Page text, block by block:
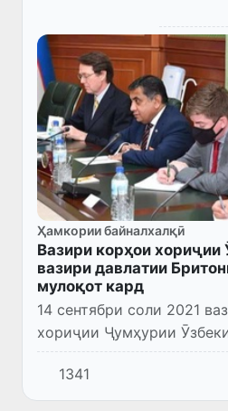
Ҳамкории байналхалқӣ
Вазири корҳои хориҷии
вазири давлатии
мулоқот кард
14 сентябри соли 2021
хориҷии Ҷумҳурии
Комилов ба вазири
Кабир оид ба корҳои
Иттиҳод лорд Тарик
1341